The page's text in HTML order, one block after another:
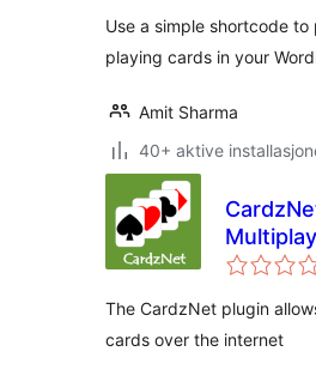
Use a simple shortcode to
playing cards in your
Amit Sharma
40+ aktive
Games
The CardzNet plugin
cards over the internet